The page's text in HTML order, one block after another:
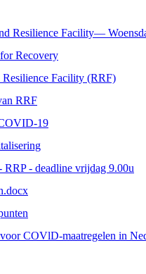
Resilience Facility—
Recovery
Facility (RRF)
RRF
19
- deadline vrijdag 9.00u
COVlD-maatregelen in